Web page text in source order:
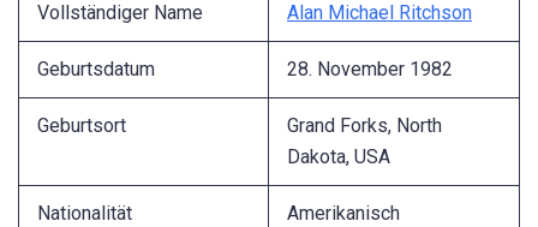
Vollständiger Name Alan Michael Ritchson
Geburtsdatum 28. November 1982
Geburtsort
Grand Forks, North
Dakota, USA
Nationalität Amerikanisch